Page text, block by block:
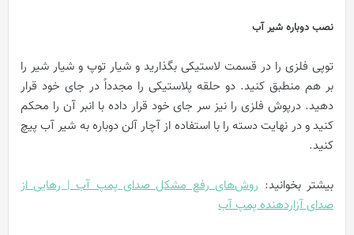
نصب دوباره شیر آب
توپی فلزی را در قسمت لاستیکی بگذارید و شیار توپ و شیار شیر را
بر هم منطبق کنید. دو حلقه پلاستیکی را مجدداً در جای خود قرار
دهید. درپوش فلزی را نیز سر جای خود قرار داده با انبر آن را محکم
کنید و در نهایت دسته را با استفاده از آچار آلن دوباره به شیر آب پیچ
کنید.
بیشتر بخوانید: روش‌های رفع مشکل صدای پمپ آب | رهایی از
صدای آزاردهنده پمپ آب